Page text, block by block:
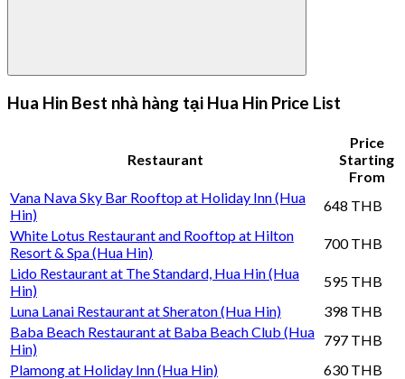
Hua Hin Best nhà hàng tại Hua Hin Price List
Restaurant
Price
Starting
From
Vana Nava Sky Bar Rooftop at Holiday Inn (Hua
Hin)
648 THB
White Lotus Restaurant and Rooftop at Hilton
Resort & Spa (Hua Hin)
700 THB
Lido Restaurant at The Standard, Hua Hin (Hua
Hin)
595 THB
Luna Lanai Restaurant at Sheraton (Hua Hin)
398 THB
Baba Beach Restaurant at Baba Beach Club (Hua
Hin)
797 THB
Plamong at Holiday Inn (Hua Hin)
630 THB